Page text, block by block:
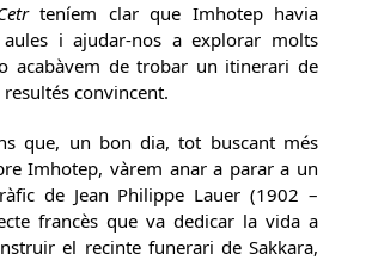
teníem clar que Imhotep havia
aules i ajudar-nos a explorar molts
acabàvem de trobar un itinerari de
convincent.
bon dia, tot buscant més
Imhotep, vàrem anar a parar a un
de Jean Philippe Lauer (1902 –
francès que va dedicar la vida a
el recinte funerari de Sakkara,